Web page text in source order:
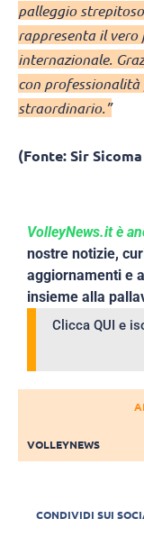
palleggio
rappresenta il vero
internazionale.
con professionalità
straordinario.”
(Fonte: Sir
VolleyNews.it è
nostre notizie,
aggiornamenti e
insieme alla
Clicca QUI e
VOLLEYNEWS
CONDIVIDI SUI